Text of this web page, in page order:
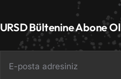
URSD Bültenine Abone Ol